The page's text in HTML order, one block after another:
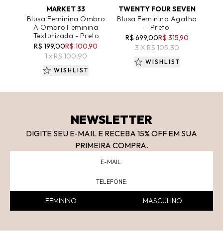
MARKET 33
Blusa Feminina Ombro
A Ombro Feminina
Texturizada - Preto
R$ 199,00R$ 100,90
1 x R$ 100,90
WISHLIST
TWENTY FOUR SEVEN
Blusa Feminina Agatha
- Preto
R$ 699,00R$ 315,90
3 X R$ 105,30
WISHLIST
NEWSLETTER
DIGITE SEU E-MAIL E RECEBA 15% OFF EM SUA
PRIMEIRA COMPRA.
FEMININO MASCULINO